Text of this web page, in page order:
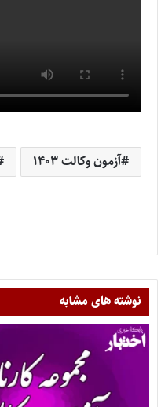
آزمون وکالت ۱۴۰۳
نوشته های مشابه